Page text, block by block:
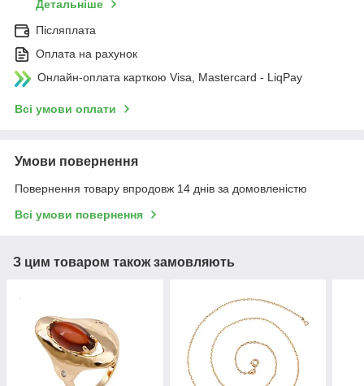
Детальніше
Післяплата
Оплата на рахунок
Онлайн-оплата карткою Visa, Mastercard - LiqPay
Всі умови оплати
Умови повернення
Повернення товару впродовж 14 днів за домовленістю
Всі умови повернення
З цим товаром також замовляють